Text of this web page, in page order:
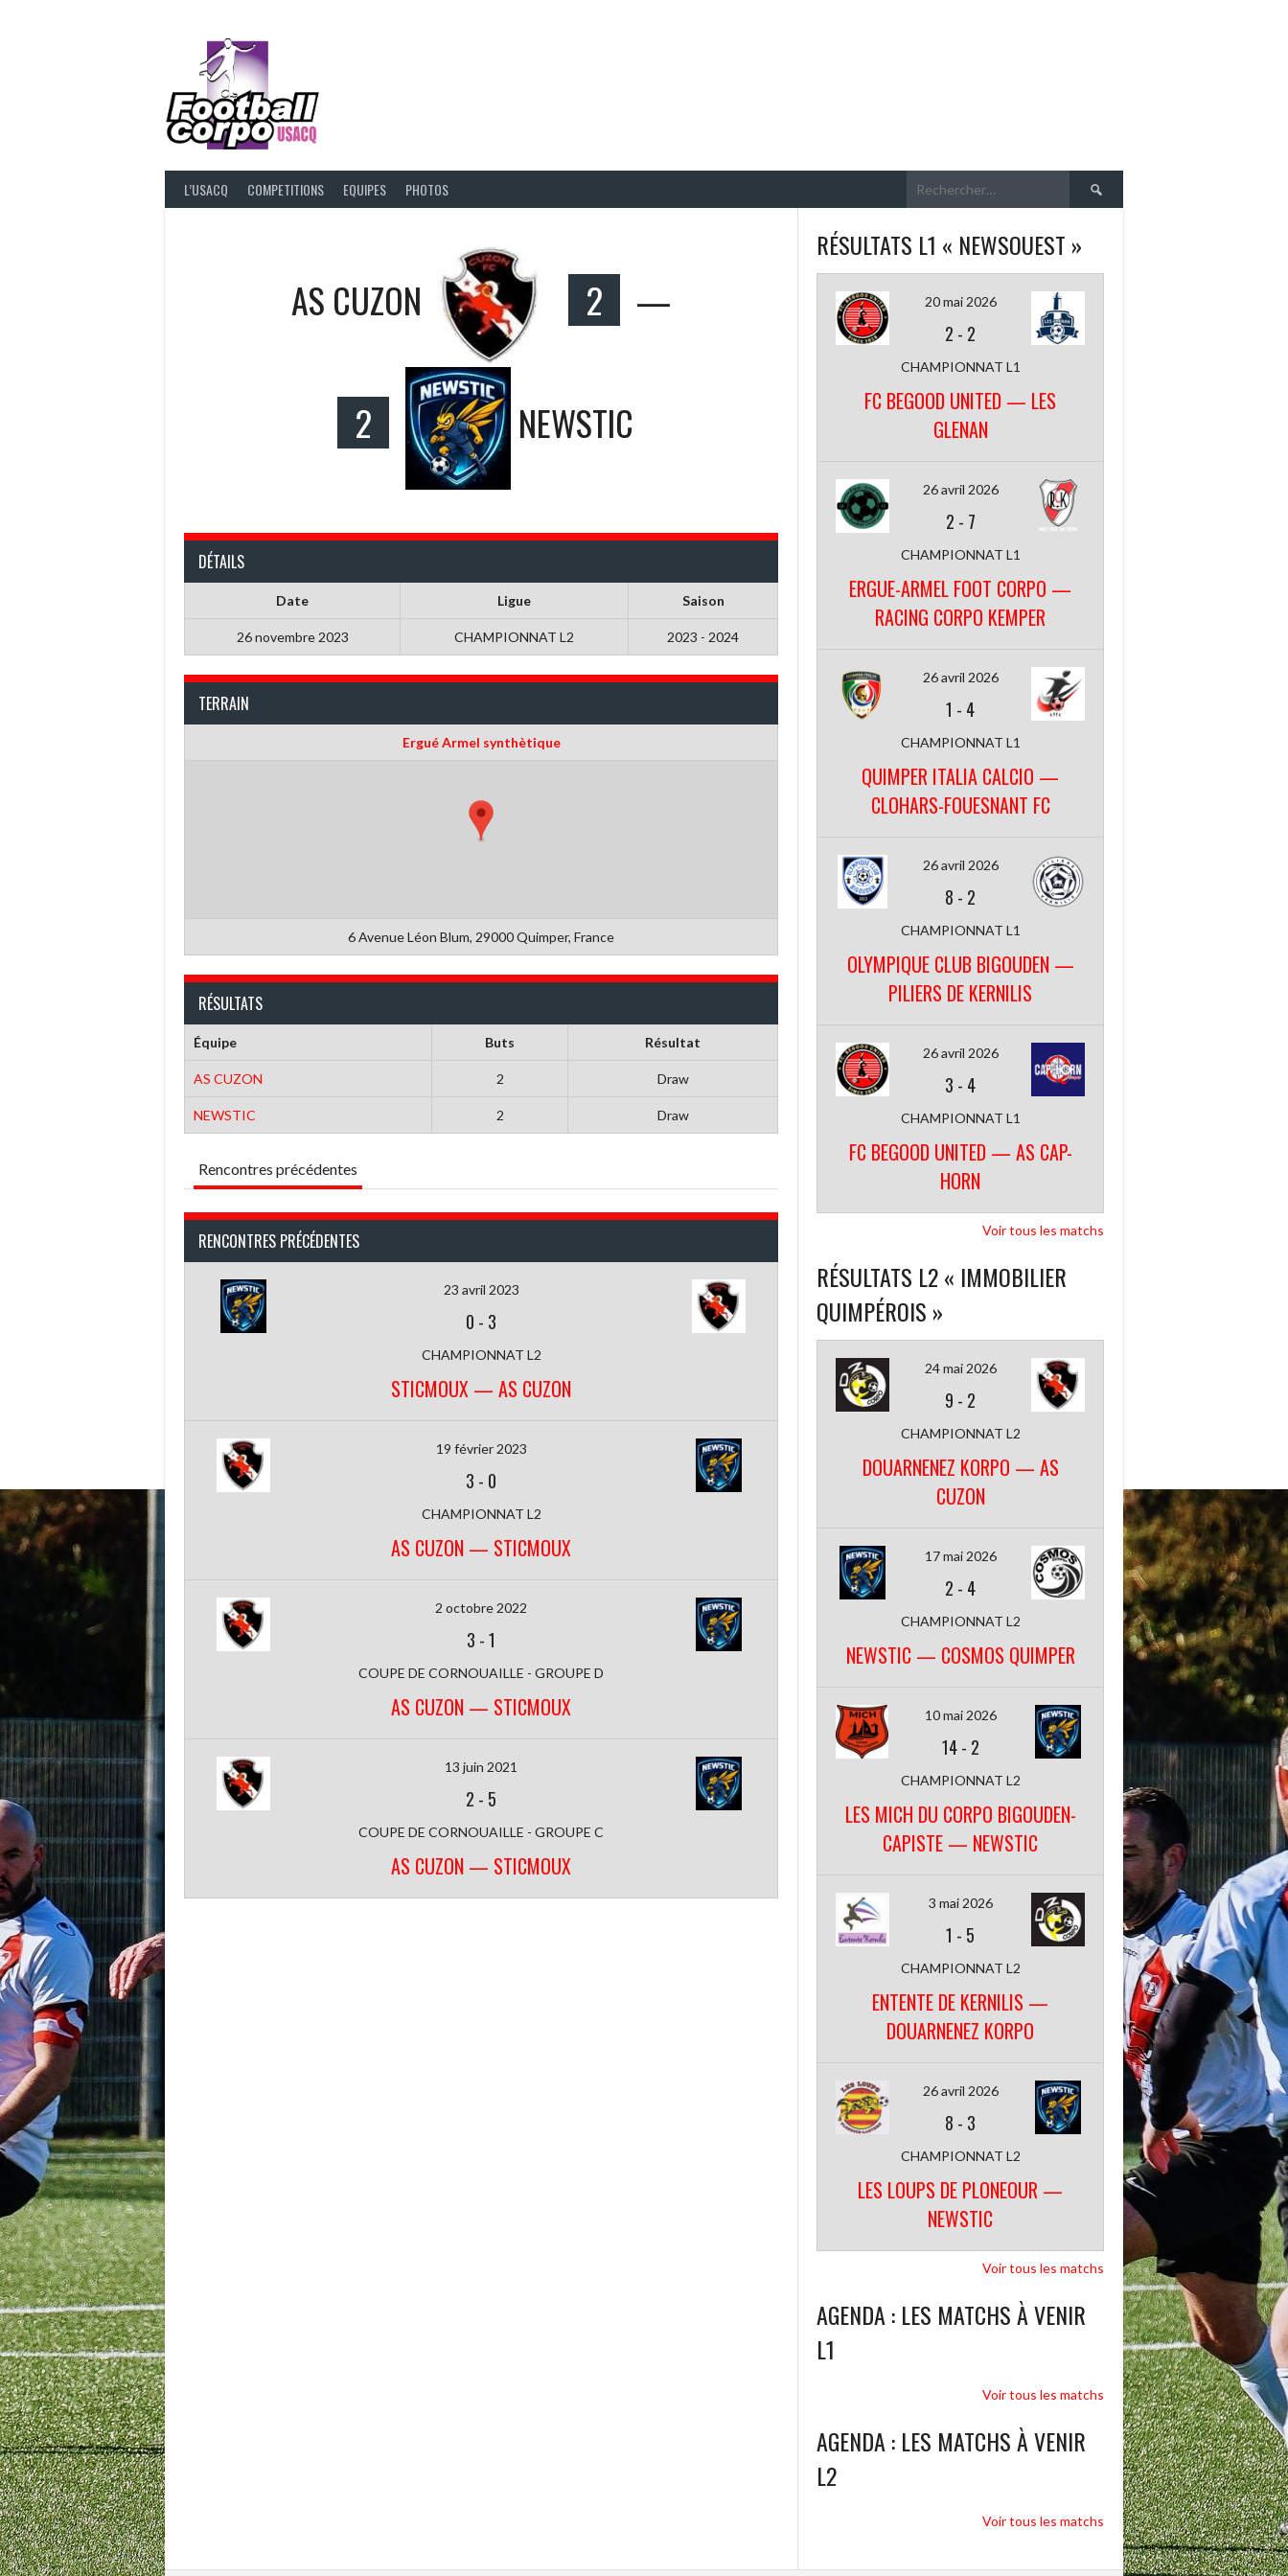
L’USACQ COMPETITIONS EQUIPES PHOTOS Rechercher :
AS CUZON 2 —
2 NEWSTIC
DÉTAILS
Date Ligue Saison
26 novembre 2023 CHAMPIONNAT L2 2023 - 2024
TERRAIN
Ergué Armel synthètique
6 Avenue Léon Blum, 29000 Quimper, France
RÉSULTATS
Équipe Buts Résultat
AS CUZON 2 Draw
NEWSTIC 2 Draw
Rencontres précédentes
RENCONTRES PRÉCÉDENTES
23 avril 2023
0 - 3
CHAMPIONNAT L2
STICMOUX — AS CUZON
19 février 2023
3 - 0
CHAMPIONNAT L2
AS CUZON — STICMOUX
2 octobre 2022
3 -1
COUPE DE CORNOUAILLE - GROUPE D
AS CUZON — STICMOUX
13 juin 2021
2 - 5
COUPE DE CORNOUAILLE - GROUPE C
AS CUZON — STICMOUX
RÉSULTATS L1 « NEWSOUEST »
20 mai 2026
2 - 2
CHAMPIONNAT L1
FC BEGOOD UNITED — LES
GLENAN
26 avril 2026
2 - 7
CHAMPIONNAT L1
ERGUE-ARMEL FOOT CORPO —
RACING CORPO KEMPER
26 avril 2026
1 - 4
CHAMPIONNAT L1
QUIMPER ITALIA CALCIO —
CLOHARS-FOUESNANT FC
26 avril 2026
8 - 2
CHAMPIONNAT L1
OLYMPIQUE CLUB BIGOUDEN —
PILIERS DE KERNILIS
26 avril 2026
3 - 4
CHAMPIONNAT L1
FC BEGOOD UNITED — AS CAP-
HORN
Voir tous les matchs
RÉSULTATS L2 « IMMOBILIER
QUIMPÉROIS »
24 mai 2026
9 - 2
CHAMPIONNAT L2
DOUARNENEZ KORPO — AS
CUZON
17 mai 2026
2 - 4
CHAMPIONNAT L2
NEWSTIC — COSMOS QUIMPER
10 mai 2026
14- 2
CHAMPIONNAT L2
LES MICH DU CORPO BIGOUDEN-
CAPISTE — NEWSTIC
3 mai 2026
1 - 5
CHAMPIONNAT L2
ENTENTE DE KERNILIS —
DOUARNENEZ KORPO
26 avril 2026
8 - 3
CHAMPIONNAT L2
LES LOUPS DE PLONEOUR —
NEWSTIC
Voir tous les matchs
AGENDA : LES MATCHS À VENIR
L1
Voir tous les matchs
AGENDA : LES MATCHS À VENIR
L2
Voir tous les matchs